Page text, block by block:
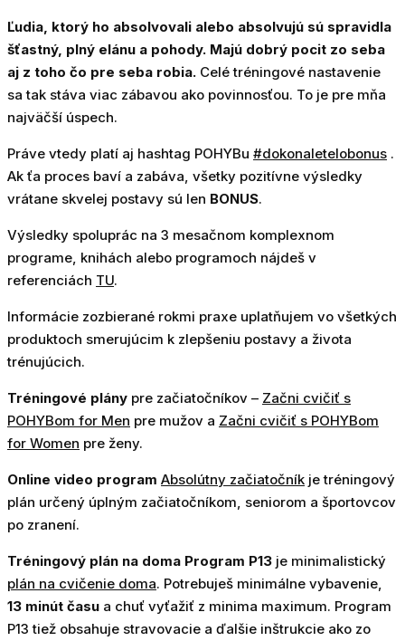
Ľudia, ktorý ho absolvovali alebo absolvujú sú spravidla
šťastný, plný elánu a pohody. Majú dobrý pocit zo seba
aj z toho čo pre seba robia. Celé tréningové nastavenie
sa tak stáva viac zábavou ako povinnosťou. To je pre mňa
najväčší úspech.
Práve vtedy platí aj hashtag POHYBu #dokonaletelobonus .
Ak ťa proces baví a zabáva, všetky pozitívne výsledky
vrátane skvelej postavy sú len BONUS.
Výsledky spoluprác na 3 mesačnom komplexnom
programe, knihách alebo programoch nájdeš v
referenciách TU.
Informácie zozbierané rokmi praxe uplatňujem vo všetkých
produktoch smerujúcim k zlepšeniu postavy a života
trénujúcich.
Tréningové plány pre začiatočníkov – Začni cvičiť s
POHYBom for Men pre mužov a Začni cvičiť s POHYBom
for Women pre ženy.
Online video program Absolútny začiatočník je tréningový
plán určený úplným začiatočníkom, seniorom a športovcov
po zranení.
Tréningový plán na doma Program P13 je minimalistický
plán na cvičenie doma. Potrebuješ minimálne vybavenie,
13 minút času a chuť vyťažiť z minima maximum. Program
P13 tiež obsahuje stravovacie a ďalšie inštrukcie ako zo